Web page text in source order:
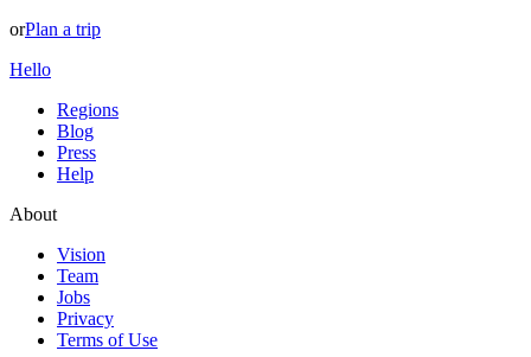
orPlan a trip
Hello
Regions
Blog
Press
Help
About
Vision
Team
Jobs
Privacy
Terms of Use